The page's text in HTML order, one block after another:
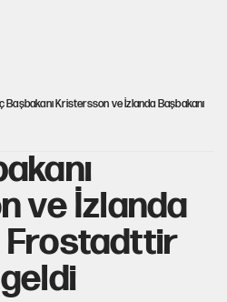
Başbakanı Kristersson ve İzlanda Başbakanı
ve İzlanda
Frostadttir